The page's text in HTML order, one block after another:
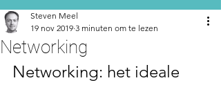
Networking
Steven Meel
19 nov 2019 3 minuten om te lezen
Networking: het ideale